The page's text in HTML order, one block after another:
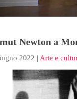
Newton a
2022 | Arte e